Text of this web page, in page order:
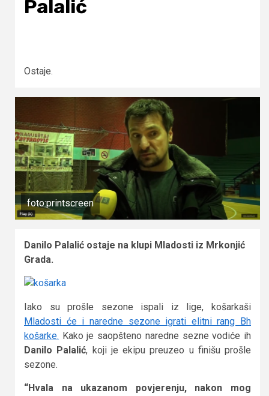
Palalić
Ostaje.
foto:printscreen
Danilo Palalić ostaje na klupi Mladosti iz Mrkonjić
Grada.
Iako su prošle sezone ispali iz lige, košarkaši
Mladosti će i naredne sezone igrati elitni rang Bh
košarke. Kako je saopšteno naredne sezne vodiće ih
Danilo Palalić, koji je ekipu preuzeo u finišu prošle
sezone.
“Hvala na ukazanom povjerenju, nakon mog